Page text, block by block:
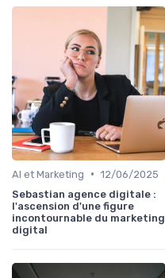
AI et Marketing • 12/06/2025
Sebastian agence digitale :
l'ascension d'une figure
incontournable du marketing
digital